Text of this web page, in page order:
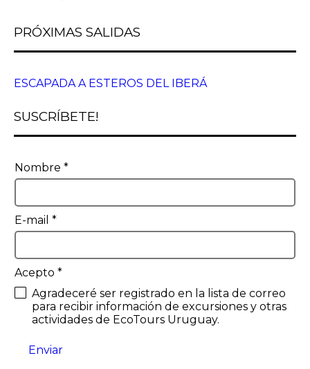
PRÓXIMAS SALIDAS
ESCAPADA A ESTEROS DEL IBERÁ
SUSCRÍBETE!
Nombre *
E-mail *
Acepto *
Agradeceré ser registrado en la lista de correo
para recibir información de excursiones y otras
actividades de EcoTours Uruguay.
Enviar